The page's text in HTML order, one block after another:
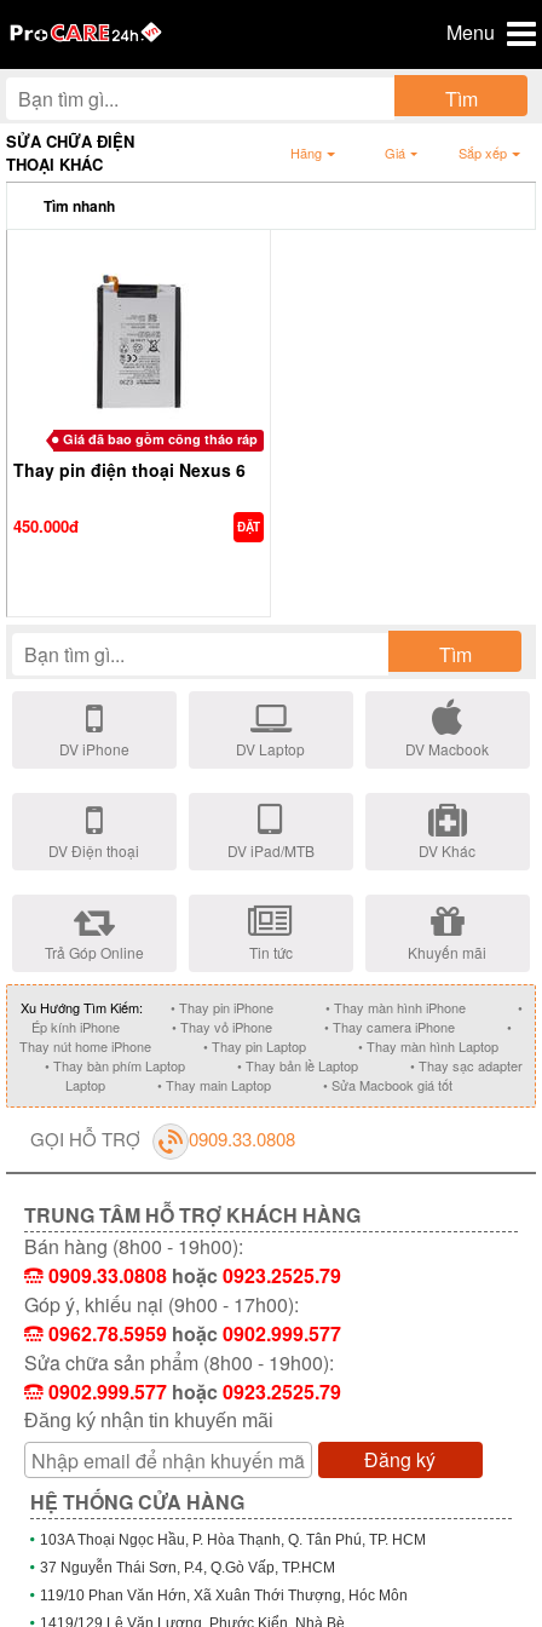
Menu
Tìm
SỬA CHỮA ĐIỆN
THOẠI KHÁC
Sắp xếp
Giá
Hãng
Tìm nhanh
Giá đã bao gồm công tháo ráp
Thay pin điện thoại Nexus 6
450.000đ ĐẶT
Tìm
DV iPhone DV Laptop DV Macbook
DV Điện thoại DV iPad/MTB DV Khác
Trả Góp Online Tin tức Khuyến mãi
Xu Hướng Tìm Kiếm: • Thay pin iPhone • Thay màn hình iPhone
•
Ép kính iPhone
• Thay vỏ iPhone • Thay camera iPhone
•
Thay nút home iPhone
• Thay pin Laptop
• Thay màn hình Laptop
• Thay bàn phím Laptop
• Thay bản lề Laptop
• Thay sạc adapter
Laptop
• Thay main Laptop • Sửa Macbook giá tốt
GỌI HỖ TRỢ 0909.33.0808
TRUNG TÂM HỖ TRỢ KHÁCH HÀNG
Bán hàng (8h00 - 19h00):
0909.33.0808 hoặc0923.2525.79
Góp ý, khiếu nại (9h00 - 17h00):
0962.78.5959 hoặc0902.999.577
Sửa chữa sản phẩm (8h00 - 19h00):
0902.999.577 hoặc0923.2525.79
Đăng ký nhận tin khuyến mãi
Đăng ký
HỆ THỐNG CỬA HÀNG
103A Thoại Ngọc Hầu, P. Hòa Thạnh, Q. Tân Phú, TP. HCM
37 Nguyễn Thái Sơn, P.4, Q.Gò Vấp, TP.HCM
119/10 Phan Văn Hớn, Xã Xuân Thới Thượng, Hóc Môn
1419/129 Lê Văn Lương, Phước Kiển, Nhà Bè